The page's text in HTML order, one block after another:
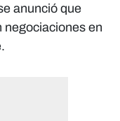
anunció que
negociaciones en